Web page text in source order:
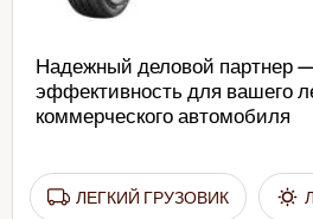
Надежный деловой партнер
эффективность для вашего
коммерческого автомобиля
ЛЕГКИЙ ГРУЗОВИК